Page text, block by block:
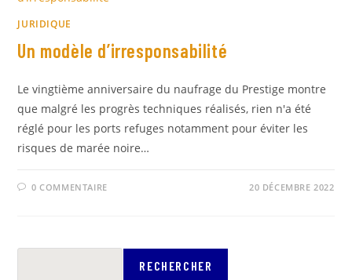
JURIDIQUE
Un modèle d’irresponsabilité
Le vingtième anniversaire du naufrage du Prestige montre
que malgré les progrès techniques réalisés, rien n'a été
réglé pour les ports refuges notamment pour éviter les
risques de marée noire…
0 COMMENTAIRE 20 DÉCEMBRE 2022
RECHERCHER